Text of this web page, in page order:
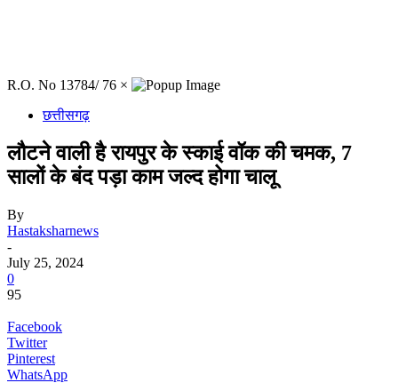
R.O. No 13784/ 76 ×
छत्तीसगढ़
लौटने वाली है रायपुर के स्काई वॉक की चमक, 7
सालों के बंद पड़ा काम जल्द होगा चालू
By
Hastaksharnews
-
July 25, 2024
0
95
Facebook
Twitter
Pinterest
WhatsApp